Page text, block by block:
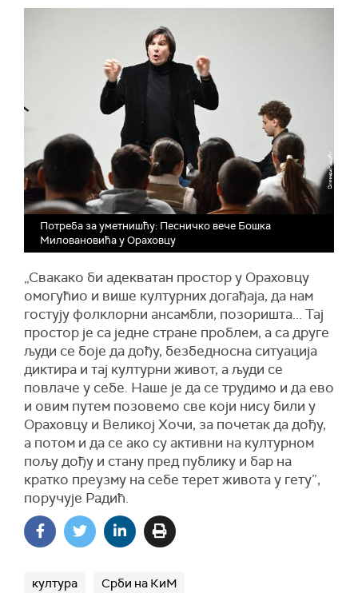
Потреба за уметнишћу: Песничко вече Бошка
Миловановића у Ораховцу
„Свакако би адекватан простор у Ораховцу
омогућио и више културних догађаја, да нам
гостују фолклорни ансамбли, позоришта... Тај
простор је са једне стране проблем, а са друге
људи се боје да дођу, безбедносна ситуација
диктира и тај културни живот, а људи се
повлаче у себе. Наше је да се трудимо и да ево
и овим путем позовемо све који нису били у
Ораховцу и Великој Хочи, за почетак да дођу,
а потом и да се ако су активни на културном
пољу дођу и стану пред публику и бар на
кратко преузму на себе терет живота у гету”,
поручује Радић.
култура Срби на КиМ